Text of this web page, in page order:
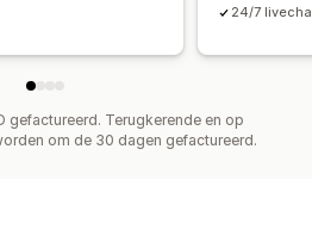
24/7
gefactureerd. Terugkerende en op
om de 30 dagen gefactureerd.